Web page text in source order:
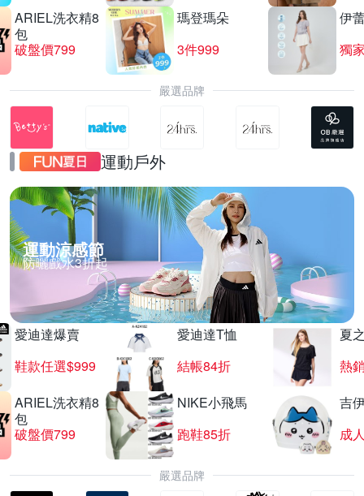
ARIEL洗衣精8
包
破盤價799
瑪登瑪朵
3件999
伊
嚴選品牌
運動戶外
運動涼感節
防曬戲水3折起
愛迪達爆賣
鞋款任選$999
愛迪達T恤
結帳84折
夏
熱
ARIEL洗衣精8
包
破盤價799
NIKE小飛馬
跑鞋85折
吉
嚴選品牌